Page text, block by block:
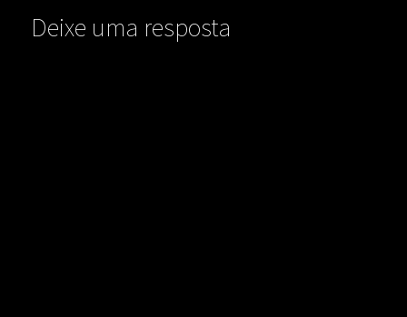
Deixe uma resposta